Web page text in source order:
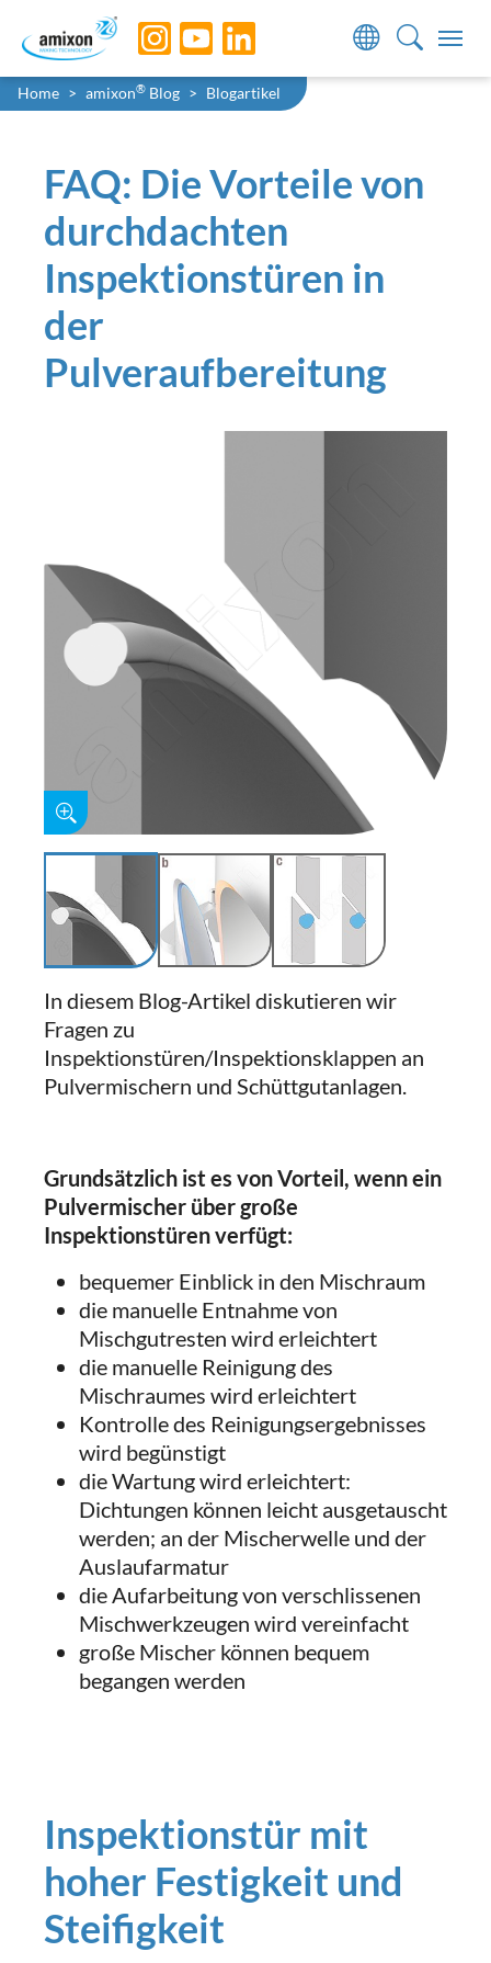
Skip to main navigation
Skip to main content
Skip to page footer
Sie sind hier:
Home amixon® Blog Blogartikel
FAQ: Die Vorteile von
durchdachten
Inspektionstüren in
der
Pulveraufbereitung
In diesem Blog-Artikel diskutieren wir
Fragen zu
Inspektionstüren/Inspektionsklappen an
Pulvermischern und Schüttgutanlagen.
Grundsätzlich ist es von Vorteil, wenn ein
Pulvermischer über große
Inspektionstüren verfügt:
bequemer Einblick in den Mischraum
die manuelle Entnahme von
Mischgutresten wird erleichtert
die manuelle Reinigung des
Mischraumes wird erleichtert
Kontrolle des Reinigungsergebnisses
wird begünstigt
die Wartung wird erleichtert:
Dichtungen können leicht ausgetauscht
werden; an der Mischerwelle und der
Auslaufarmatur
die Aufarbeitung von verschlissenen
Mischwerkzeugen wird vereinfacht
große Mischer können bequem
begangen werden
Inspektionstür mit
hoher Festigkeit und
Steifigkeit